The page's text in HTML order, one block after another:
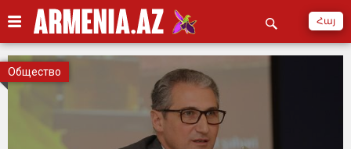
Հայ
Общество